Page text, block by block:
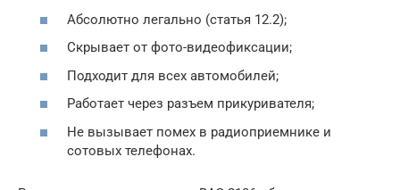
Абсолютно легально (статья 12.2);
Скрывает от фото-видеофиксации;
Подходит для всех автомобилей;
Работает через разъем прикуривателя;
Не вызывает помех в радиоприемнике и
сотовых телефонах.